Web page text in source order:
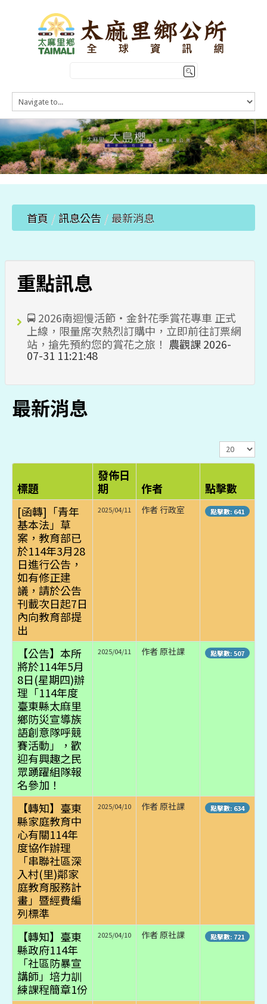
HOME
訊息公告
本鄉簡介
公所介紹
觀光導覽
便民服務
首頁 / 訊息公告 / 最新消息
重點訊息
🚍 2026南迴慢活節・金針花季賞花專車 正式
上線，限量席次熱烈訂購中，立即前往訂票網
站，搶先預約您的賞花之旅！ 農觀課2026-
07-31 11:21:48
最新消息
顯
示
數
標題
發佈日
期
作者
點擊數
[函轉]「青年
基本法」草
案，教育部已
於114年3月28
日進行公告，
如有修正建
議，請於公告
刊載次日起7日
內向教育部提
出
2025/04/11 作者 行政室 點擊數: 641
【公告】本所
將於114年5月
8日(星期四)辦
理「114年度
臺東縣太麻里
鄉防災宣導族
語創意隊呼競
賽活動」，歡
迎有興趣之民
眾踴躍組隊報
名參加！
2025/04/11 作者 原社課 點擊數: 507
【轉知】臺東
縣家庭教育中
心有關114年
度協作辦理
「串聯社區深
入村(里)鄰家
庭教育服務計
畫」暨經費編
列標準
2025/04/10 作者 原社課 點擊數: 634
【轉知】臺東
縣政府114年
「社區防暴宣
講師」培力訓
練課程簡章1份
2025/04/10 作者 原社課 點擊數: 721